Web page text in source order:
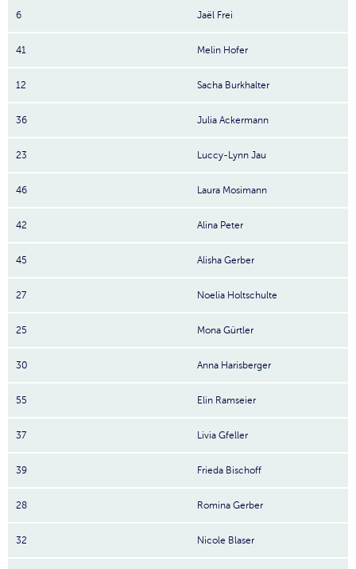
6 Jaël Frei
41 Melin Hofer
12 Sacha Burkhalter
36 Julia Ackermann
23 Luccy-Lynn Jau
46 Laura Mosimann
42 Alina Peter
45 Alisha Gerber
27 Noelia Holtschulte
25 Mona Gürtler
30 Anna Harisberger
55 Elin Ramseier
37 Livia Gfeller
39 Frieda Bischoff
28 Romina Gerber
32 Nicole Blaser